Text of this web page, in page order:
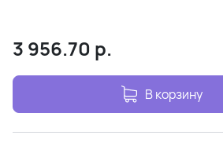
3 956.70 р.
В корзину